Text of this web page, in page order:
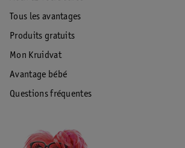
Tous les avantages
Produits gratuits
Mon Kruidvat
Avantage bébé
Questions fréquentes